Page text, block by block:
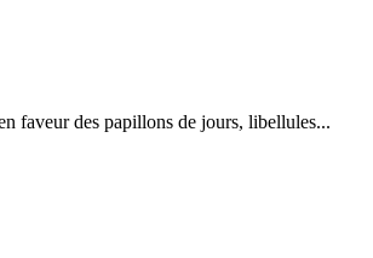
faveur des papillons de jours, libellules...